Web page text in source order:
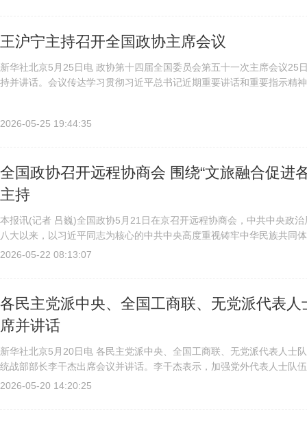
王沪宁主持召开全国政协主席会议
新华社北京5月25日电 政协第十四届全国委员会第五十一次主席会议25
持并讲话。会议传达学习贯彻习近平总书记近期重要讲话和重要指示精
2026-05-25 19:44:35
全国政协召开远程协商会 围绕“文旅融合促进
主持
本报讯(记者 吕巍)全国政协5月21日在京召开远程协商会，中共中央政
八大以来，以习近平同志为核心的中共中央高度重视铸牢中华民族共同
游深度融合发展，作出一系列重要部署。要深入学习贯彻习近平总书记
2026-05-22 08:13:07
各民主党派中央、全国工商联、无党派代表
席并讲话
新华社北京5月20日电 各民主党派中央、全国工商联、无党派代表人士
统战部部长李干杰出席会议并讲话。李干杰表示，加强党外代表人士队
基础性工程。中共十八大以来，习近平总书记就加强党外代表人士队伍
2026-05-20 14:20:25